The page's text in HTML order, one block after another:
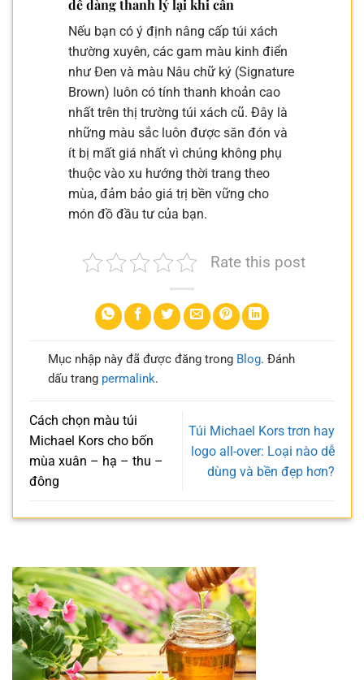
dễ dàng thanh lý lại khi cần
Nếu bạn có ý định nâng cấp túi xách
thường xuyên, các gam màu kinh điển
như Đen và màu Nâu chữ ký (Signature
Brown) luôn có tính thanh khoản cao
nhất trên thị trường túi xách cũ. Đây là
những màu sắc luôn được săn đón và
ít bị mất giá nhất vì chúng không phụ
thuộc vào xu hướng thời trang theo
mùa, đảm bảo giá trị bền vững cho
món đồ đầu tư của bạn.
Rate this post
Mục nhập này đã được đăng trong Blog. Đánh
dấu trang permalink.
Cách chọn màu túi
Michael Kors cho bốn
mùa xuân – hạ – thu –
đông
Túi Michael Kors trơn hay
logo all-over: Loại nào dễ
dùng và bền đẹp hơn?